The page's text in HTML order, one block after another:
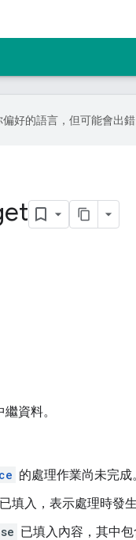
好的語言，但可能會出錯
繼資料。
的處理作業尚未完成
已填入，表示處理時發生
已填入內容，其中包